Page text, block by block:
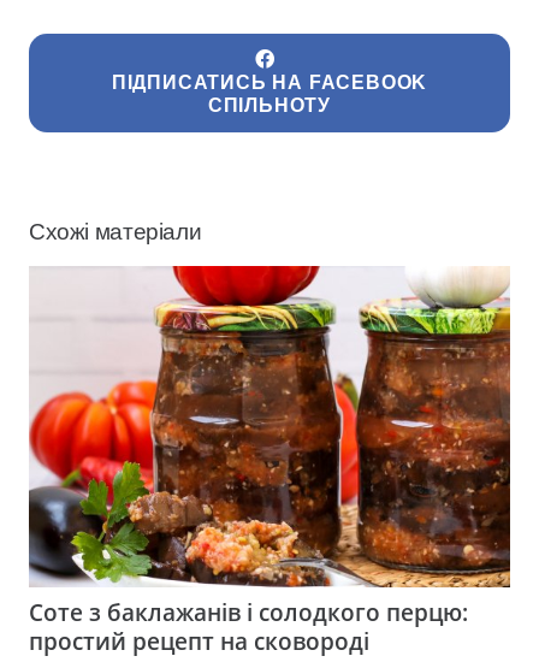
ПІДПИСАТИСЬ НА FACEBOOK
СПІЛЬНОТУ
Схожі матеріали
Соте з баклажанів і солодкого перцю:
простий рецепт на сковороді